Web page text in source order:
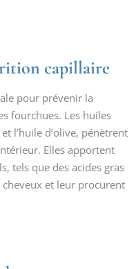
capillaire
pour prévenir la
fourchues. Les huiles
l’huile d’olive, pénètrent
Elles apportent
tels que des acides gras
et leur procurent